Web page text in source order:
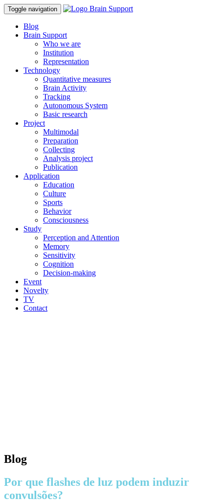
Toggle navigation
Blog
Brain Support
Who we are
Institution
Representation
Technology
Quantitative measures
Brain Activity
Tracking
Autonomous System
Basic research
Project
Multimodal
Preparation
Collecting
Analysis project
Publication
Application
Education
Culture
Sports
Behavior
Consciousness
Study
Perception and Attention
Memory
Sensitivity
Cognition
Decision-making
Event
Novelty
TV
Contact
Blog
Por que flashes de luz podem induzir
convulsões?